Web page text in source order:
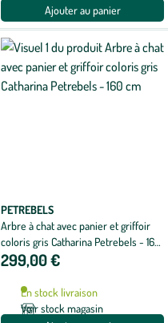
Ajouter au panier
PETREBELS
Arbre à chat avec panier et griffoir
coloris gris Catharina Petrebels - 160
cm
299,00 €
En stock livraison
Voir stock magasin